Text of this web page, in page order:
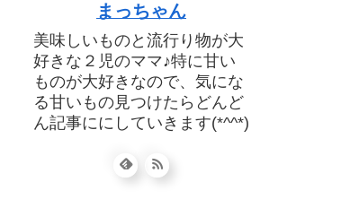
まっちゃん
美味しいものと流行り物が大
好きな２児のママ♪特に甘い
ものが大好きなので、気にな
る甘いもの見つけたらどんど
ん記事ににしていきます(*^^*)